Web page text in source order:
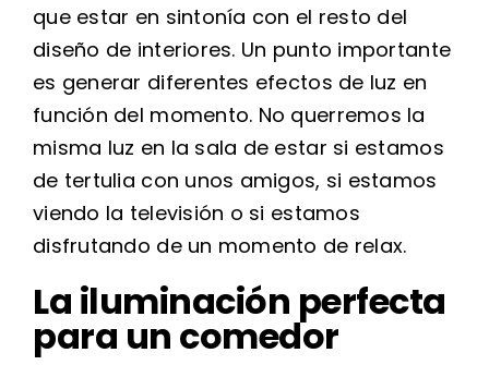
que estar en sintonía con el resto del
diseño de interiores. Un punto importante
es generar diferentes efectos de luz en
función del momento. No querremos la
misma luz en la sala de estar si estamos
de tertulia con unos amigos, si estamos
viendo la televisión o si estamos
disfrutando de un momento de relax.
La iluminación perfecta
para un comedor